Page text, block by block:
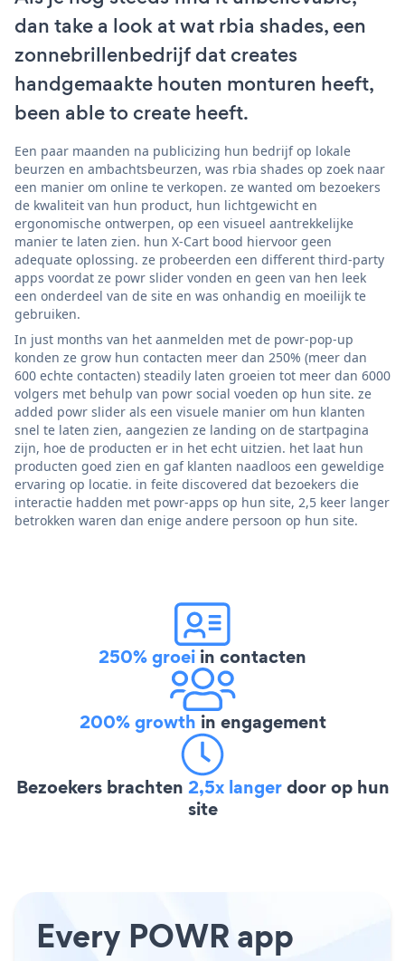
dan take a look at wat rbia shades, een
zonnebrillenbedrijf dat creates
handgemaakte houten monturen heeft,
been able to create heeft.
Een paar maanden na publicizing hun bedrijf op lokale
beurzen en ambachtsbeurzen, was rbia shades op zoek naar
een manier om online te verkopen. ze wanted om bezoekers
de kwaliteit van hun product, hun lichtgewicht en
ergonomische ontwerpen, op een visueel aantrekkelijke
manier te laten zien. hun X-Cart bood hiervoor geen
adequate oplossing. ze probeerden een different third-party
apps voordat ze powr slider vonden en geen van hen leek
een onderdeel van de site en was onhandig en moeilijk te
gebruiken.
In just months van het aanmelden met de powr-pop-up
konden ze grow hun contacten meer dan 250% (meer dan
600 echte contacten) steadily laten groeien tot meer dan 6000
volgers met behulp van powr social voeden op hun site. ze
added powr slider als een visuele manier om hun klanten
snel te laten zien, aangezien ze landing on de startpagina
zijn, hoe de producten er in het echt uitzien. het laat hun
producten goed zien en gaf klanten naadloos een geweldige
ervaring op locatie. in feite discovered dat bezoekers die
interactie hadden met powr-apps op hun site, 2,5 keer langer
betrokken waren dan enige andere persoon op hun site.
250% groei in contacten
200% growth in engagement
Bezoekers brachten 2,5x langerdoor op hun
site
Every POWR app